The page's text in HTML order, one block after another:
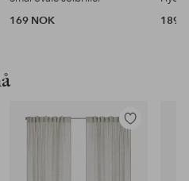
169 NOK
189
Legg